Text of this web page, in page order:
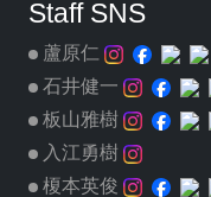
Staff SNS
蘆原仁
石井健一
板山雅樹
入江勇樹
榎本英俊